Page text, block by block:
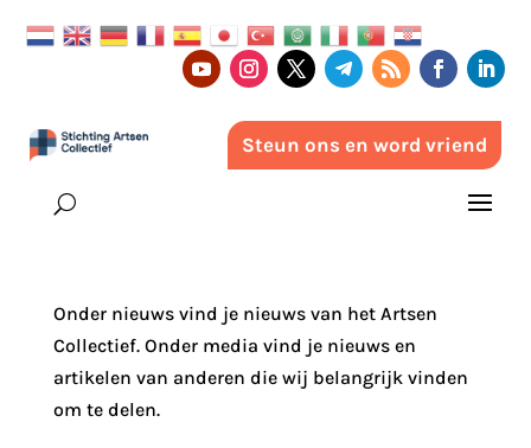
Steun ons en word vriend
Onder nieuws vind je nieuws van het Artsen
Collectief. Onder media vind je nieuws en
artikelen van anderen die wij belangrijk vinden
om te delen.